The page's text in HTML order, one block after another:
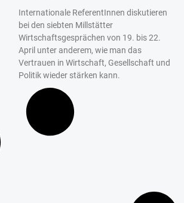
Internationale ReferentInnen diskutieren
bei den siebten Millstätter
Wirtschaftsgesprächen von 19. bis 22.
April unter anderem, wie man das
Vertrauen in Wirtschaft, Gesellschaft und
Politik wieder stärken kann.